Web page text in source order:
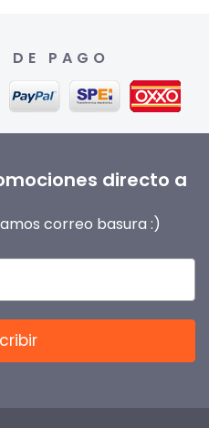
DE PAGO
directo a
correo basura :)